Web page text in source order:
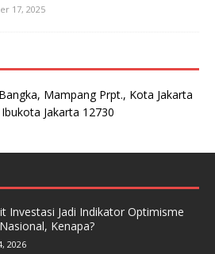
17, 2025
Mampang Prpt., Kota Jakarta
Jakarta 12730
Investasi Jadi Indikator Optimisme
Kenapa?
2026